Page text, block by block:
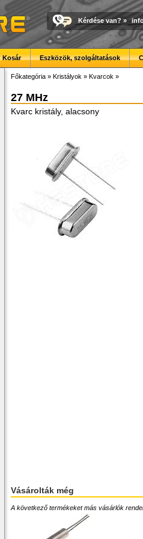
Kérdése van? »
Kosár Eszközök, szolgáltatások
Főkategória » Kristályok » Kvarcok »
27 MHz
Kvarc kristály, alacsony
Vásárolták még
A következő termékeket más vásárlók